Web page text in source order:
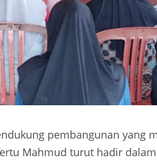
pembangunan yang
Mahmud turut hadir